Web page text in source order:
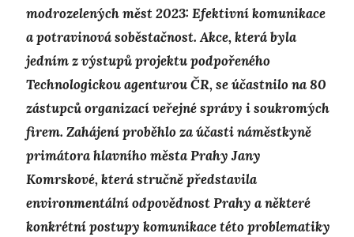
modrozelených měst 2023: Efektivní komunikace
a potravinová soběstačnost. Akce, která byla
jedním z výstupů projektu podpořeného
Technologickou agenturou ČR, se účastnilo na 80
zástupců organizací veřejné správy i soukromých
firem. Zahájení proběhlo za účasti náměstkyně
primátora hlavního města Prahy Jany
Komrskové, která stručně představila
environmentální odpovědnost Prahy a některé
konkrétní postupy komunikace této problematiky